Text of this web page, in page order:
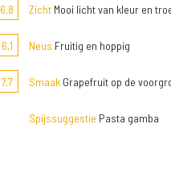
6,8 ZichtMooi licht van kleur en
6,1 Neus Fruitig en hoppig
7,7 SmaakGrapefruit op de
Spijssuggestie Pasta gamba